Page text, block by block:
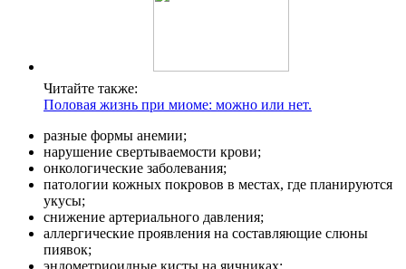
Читайте также:
Половая жизнь при миоме: можно или нет.
разные формы анемии;
нарушение свертываемости крови;
онкологические заболевания;
патологии кожных покровов в местах, где планируются
укусы;
снижение артериального давления;
аллергические проявления на составляющие слюны
пиявок;